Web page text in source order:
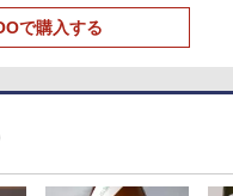
で購入する